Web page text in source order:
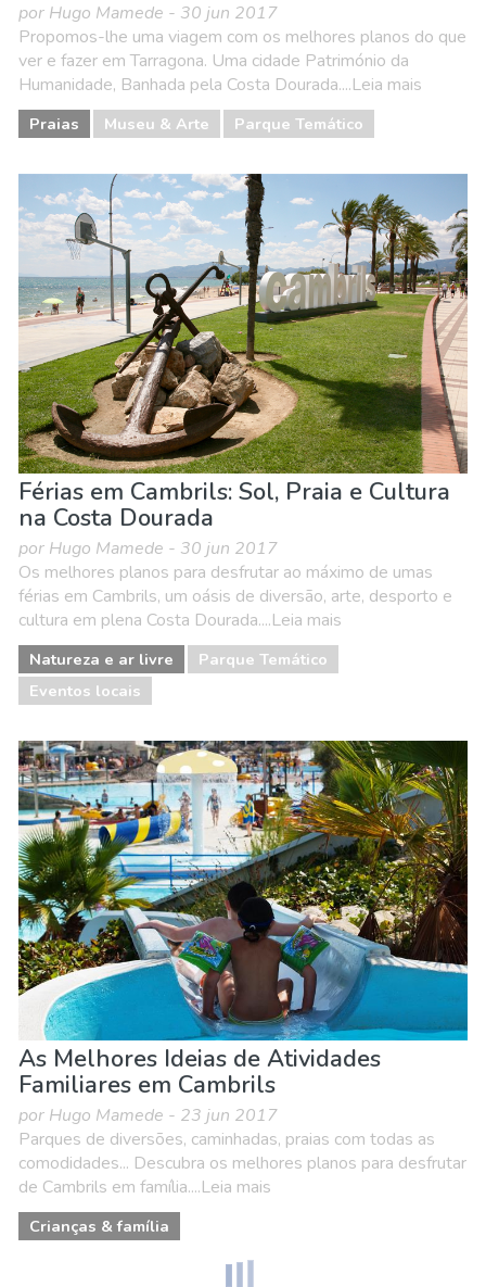
por Hugo Mamede - 30 jun 2017
Propomos-lhe uma viagem com os melhores planos do que
ver e fazer em Tarragona. Uma cidade Património da
Humanidade, Banhada pela Costa Dourada....Leia mais
Praias Museu & Arte Parque Temático
Férias em Cambrils: Sol, Praia e Cultura
na Costa Dourada
por Hugo Mamede - 30 jun 2017
Os melhores planos para desfrutar ao máximo de umas
férias em Cambrils, um oásis de diversão, arte, desporto e
cultura em plena Costa Dourada....Leia mais
Natureza e ar livre
Parque Temático
Eventos locais
As Melhores Ideias de Atividades
Familiares em Cambrils
por Hugo Mamede - 23 jun 2017
Parques de diversões, caminhadas, praias com todas as
comodidades... Descubra os melhores planos para desfrutar
de Cambrils em família....Leia mais
Crianças & família